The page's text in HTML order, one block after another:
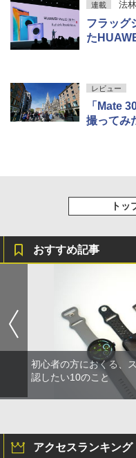
連載 法
フラッグ
た
レビュー
「Mate
撮ってみ
トッ
おすすめ記事
初心者の方におくる、
認したい10のこと
アクセスランキング